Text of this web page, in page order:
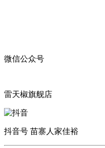
微信公众号
雷天椒旗舰店
抖音号 苗寨人家佳裕